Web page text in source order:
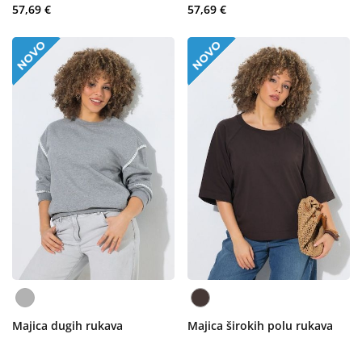
57,69 €
57,69 €
Majica dugih rukava
Majica širokih polu rukava